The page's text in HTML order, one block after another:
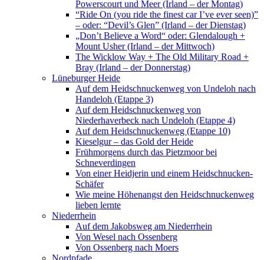
Powerscourt und Meer (Irland – der Montag)
“Ride On (you ride the finest car I’ve ever seen)”
– oder: “Devil’s Glen” (Irland – der Dienstag)
„Don’t Believe a Word“ oder: Glendalough +
Mount Usher (Irland – der Mittwoch)
The Wicklow Way + The Old Military Road +
Bray (Irland – der Donnerstag)
Lüneburger Heide
Auf dem Heidschnuckenweg von Undeloh nach
Handeloh (Etappe 3)
Auf dem Heidschnuckenweg von
Niederhaverbeck nach Undeloh (Etappe 4)
Auf dem Heidschnuckenweg (Etappe 10)
Kieselgur – das Gold der Heide
Frühmorgens durch das Pietzmoor bei
Schneverdingen
Von einer Heidjerin und einem Heidschnucken-
Schäfer
Wie meine Höhenangst den Heidschnuckenweg
lieben lernte
Niederrhein
Auf dem Jakobsweg am Niederrhein
Von Wesel nach Ossenberg
Von Ossenberg nach Moers
Nordpfade